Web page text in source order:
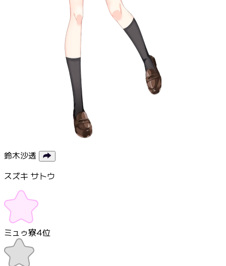
鈴木沙透
スズキ サトウ
ミュゥ寮4位